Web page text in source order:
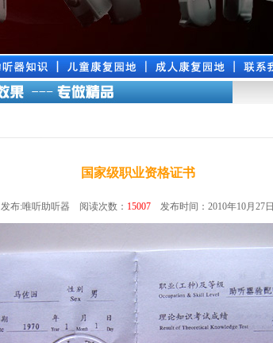
国家级职业资格证书
发布:唯听助听器 阅读次数： 15007 发布时间：2010年10月27日